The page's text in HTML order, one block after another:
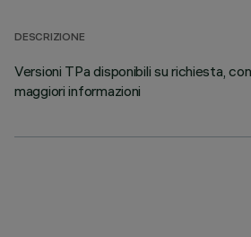
DESCRIZIONE
Versioni TPa disponibili su richiesta,
maggiori informazioni